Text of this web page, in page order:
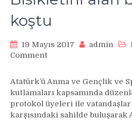
koştu
19 Mayıs 2017 admin
Commenton
bu
şölene
koştu
Atatürk’ü Anma ve Gençlik ve
kutlamaları kapsamında
protokol üyeleri ile
karşısındaki sahilde buluşarak